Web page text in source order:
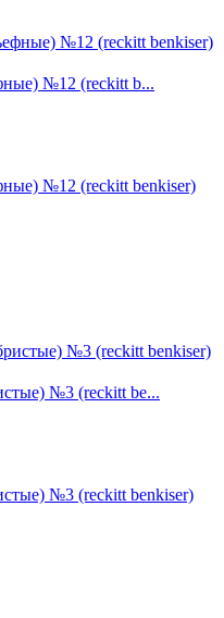
№12 (reckitt b...
№12 (reckitt benkiser)
№3 (reckitt be...
№3 (reckitt benkiser)